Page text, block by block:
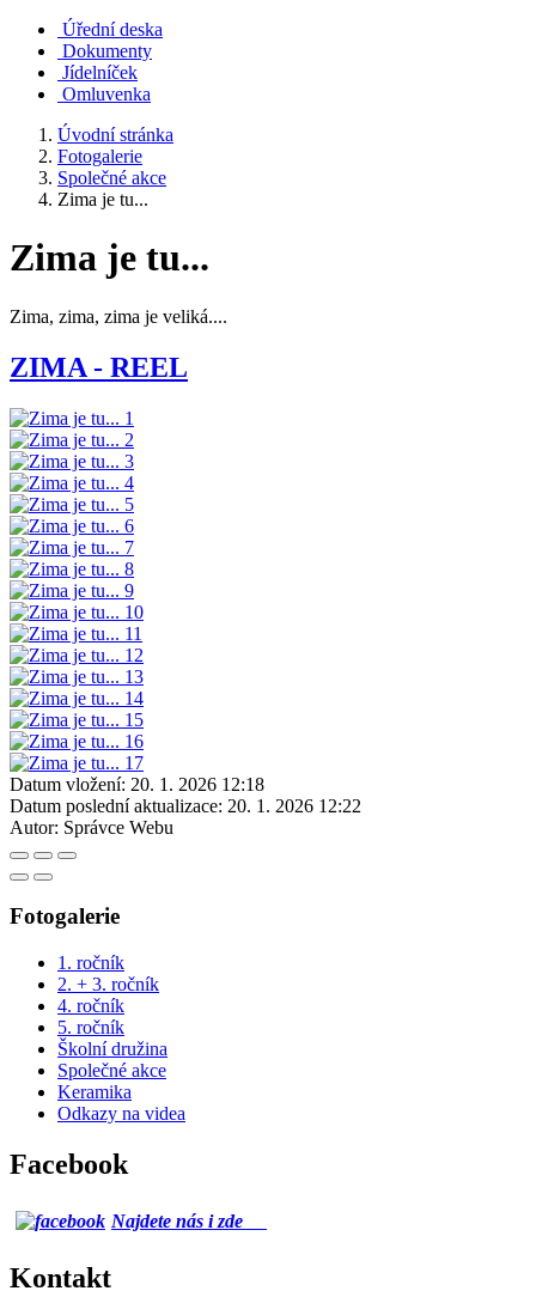
Úřední deska
Dokumenty
Jídelníček
Omluvenka
Úvodní stránka
Fotogalerie
Společné akce
Zima je tu...
Zima je tu...
Zima, zima, zima je veliká....
ZIMA - REEL
Datum vložení: 20. 1. 2026 12:18
Datum poslední aktualizace: 20. 1. 2026 12:22
Autor: Správce Webu
Fotogalerie
1. ročník
2. + 3. ročník
4. ročník
5. ročník
Školní družina
Společné akce
Keramika
Odkazy na videa
Facebook
Najdete nás i zde
Kontakt